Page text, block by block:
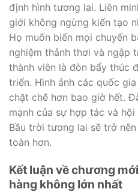
định hình tương lai. Liên
giới không ngừng kiến tạo
Họ muốn biến mọi chuyến
nghiệm thảnh thơi và ngập
thành viên là đòn bẩy thúc
triển. Hình ảnh các quốc
chặt chẽ hơn bao giờ hết.
mạnh của sự hợp tác và
Bầu trời tương lai sẽ trở
toàn hơn.
Kết luận về chương
hàng không lớn nhất